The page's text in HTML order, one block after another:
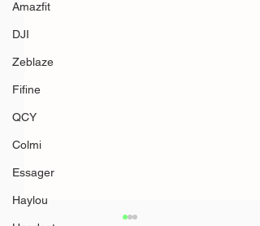
Amazfit
DJI
Zeblaze
Fifine
QCY
Colmi
Essager
Haylou